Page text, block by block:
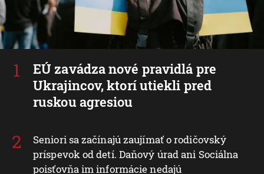
EÚ zavádza nové pravidlá pre
Ukrajincov, ktorí utiekli pred
ruskou agresiou
Seniori sa začínajú zaujímať o rodičovský
príspevok od detí. Daňový úrad ani Sociálna
poisťovňa im informácie nedajú